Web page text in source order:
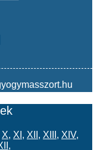
X, XI , XII , XIII , XIV,
,